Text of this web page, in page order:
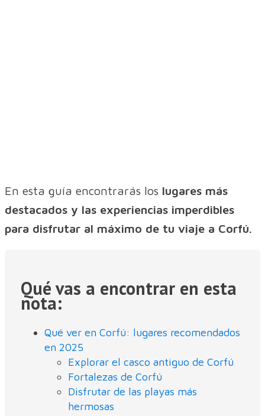
En esta guía encontrarás los lugares más
destacados y las experiencias imperdibles
para disfrutar al máximo de tu viaje a Corfú.
Qué vas a encontrar en esta
nota:
Qué ver en Corfú: lugares recomendados
en 2025
Explorar el casco antiguo de Corfú
Fortalezas de Corfú
Disfrutar de las playas más
hermosas